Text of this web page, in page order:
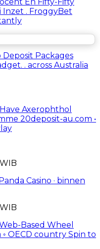
Inzet . FroggyBet
Packages
. across Australia
Axerophthol
20deposit-au.com •
Casino · binnen
Based Wheel
OECD country Spin to